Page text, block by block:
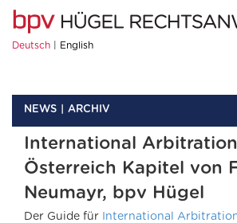
Deutsch English
NEWS ARCHIV
International
Österreich Kapitel von
Neumayr, bpv Hügel
Der Guide für International